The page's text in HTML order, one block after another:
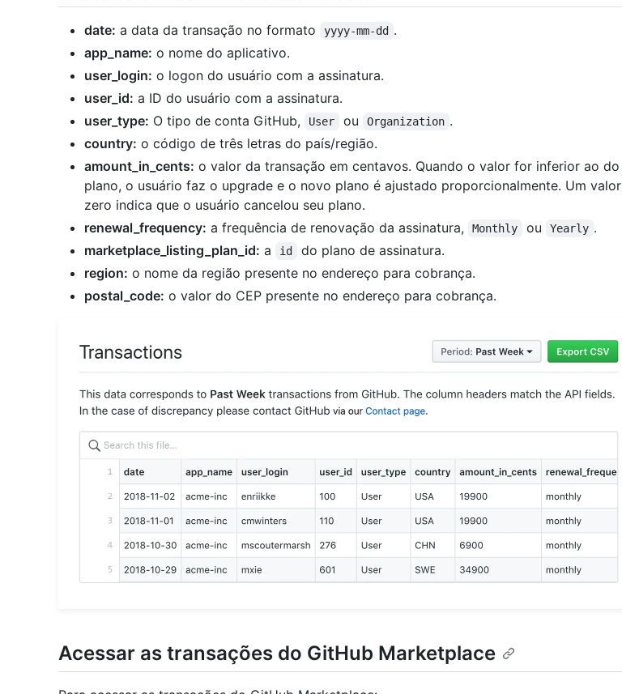
date: a data da transação no formato yyyy-mm-dd .
app_name: o nome do aplicativo.
user_login: o logon do usuário com a assinatura.
user_id: a ID do usuário com a assinatura.
user_type: O tipo de conta GitHub, User ou Organization .
country: o código de três letras do país/região.
amount_in_cents: o valor da transação em centavos. Quando o valor for inferior ao do
plano, o usuário faz o upgrade e o novo plano é ajustado proporcionalmente. Um valor
zero indica que o usuário cancelou seu plano.
renewal_frequency: a frequência de renovação da assinatura, Monthly ou Yearly .
marketplace_listing_plan_id: a id
do plano de assinatura.
region: o nome da região presente no endereço para cobrança.
postal_code: o valor do CEP presente no endereço para cobrança.
Acessar as transações do GitHub Marketplace